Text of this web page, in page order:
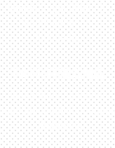
Taman Surya 3 Blok h2,
No.27, Jakarta –
Indonesia
TANGERANG
Husein Sastra Negara,
No.8 Jurumudi Tangerang
– Indonesia